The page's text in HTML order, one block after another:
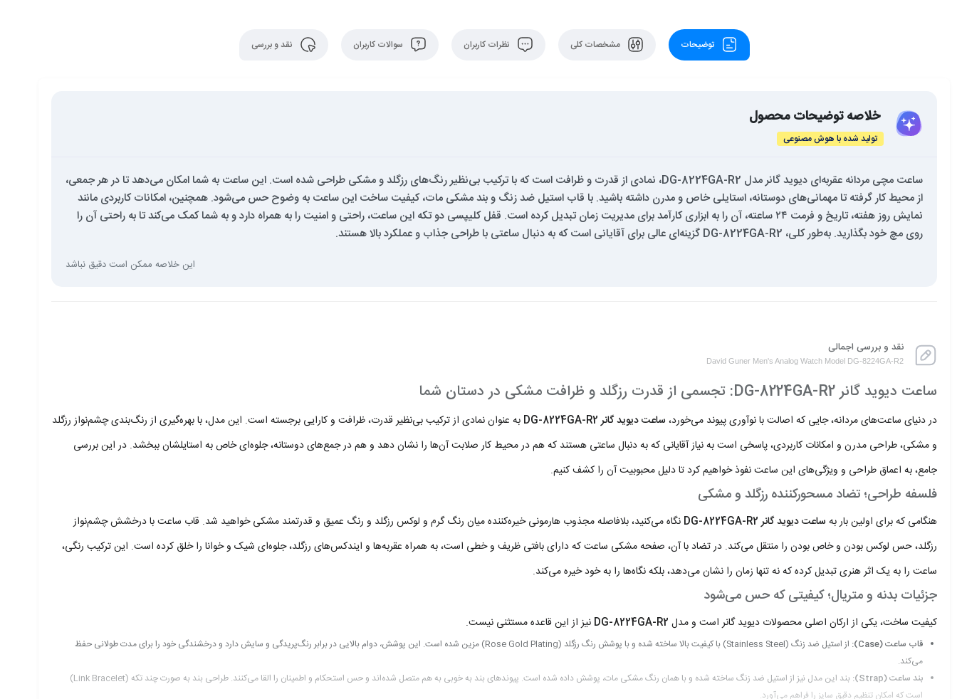
توضیحات مشخصات کلی نظرات کاربران سوالات کاربران نقد و بررسی
خلاصه توضیحات محصول
تولید شده با هوش مصنوعی
ساعت مچی مردانه عقربه‌ای دیوید گانر مدل DG-8224GA-R2، نمادی از قدرت و ظرافت است که با ترکیب بی‌نظیر رنگ‌های رزگلد و مشکی طراحی شده است. این ساعت به شما امکان می‌دهد تا در هر جمعی،
از محیط کار گرفته تا مهمانی‌های دوستانه، استایلی خاص و مدرن داشته باشید. با قاب استیل ضد زنگ و بند مشکی مات، کیفیت ساخت این ساعت به وضوح حس می‌شود. همچنین، امکانات کاربردی مانند
نمایش روز هفته، تاریخ و فرمت ۲۴ ساعته، آن را به ابزاری کارآمد برای مدیریت زمان تبدیل کرده است. قفل کلیپسی دو تکه این ساعت، راحتی و امنیت را به همراه دارد و به شما کمک می‌کند تا به راحتی آن را
روی مچ خود بگذارید. به‌طور کلی، DG-8224GA-R2 گزینه‌ای عالی برای آقایانی است که به دنبال ساعتی با طراحی جذاب و عملکرد بالا هستند.
این خلاصه ممکن است دقیق نباشد
نقد و بررسی اجمالی
David Guner Men's Analog Watch Model DG-8224GA-R2
ساعت دیوید گانر DG-8224GA-R2: تجسمی از قدرت رزگلد و ظرافت مشکی در دستان شما
در دنیای ساعت‌های مردانه، جایی که اصالت با نوآوری پیوند می‌خورد،ساعت دیوید گانر DG-8224GA-R2
به عنوان نمادی از ترکیب بی‌نظیر قدرت، ظرافت و کارایی برجسته است. این مدل، با بهره‌گیری از رنگ‌بندی چشم‌نواز رزگلد
و مشکی، طراحی مدرن و امکانات کاربردی، پاسخی است به نیاز آقایانی که به دنبال ساعتی هستند که هم در محیط کار صلابت آن‌ها را نشان دهد و هم در جمع‌های دوستانه، جلوه‌ای خاص به استایلشان ببخشد. در این بررسی
جامع، به اعماق طراحی و ویژگی‌های این ساعت نفوذ خواهیم کرد تا دلیل محبوبیت آن را کشف کنیم.
فلسفه طراحی؛ تضاد مسحورکننده رزگلد و مشکی
هنگامی که برای اولین بار بهساعت دیوید گانر DG-8224GA-R2
نگاه می‌کنید، بلافاصله مجذوب هارمونی خیره‌کننده میان رنگ گرم و لوکس رزگلد و رنگ عمیق و قدرتمند مشکی خواهید شد. قاب ساعت با درخشش چشم‌نواز
رزگلد، حس لوکس بودن و خاص بودن را منتقل می‌کند. در تضاد با آن، صفحه مشکی ساعت که دارای بافتی ظریف و خطی است، به همراه عقربه‌ها و ایندکس‌های رزگلد، جلوه‌ای شیک و خوانا را خلق کرده است. این ترکیب رنگی،
ساعت را به یک اثر هنری تبدیل کرده که نه تنها زمان را نشان می‌دهد، بلکه نگاه‌ها را به خود خیره می‌کند.
جزئیات بدنه و متریال؛ کیفیتی که حس می‌شود
کیفیت ساخت، یکی از ارکان اصلی محصولات دیوید گانر است و مدل DG-8224GA-R2 نیز از این قاعده مستثنی نیست.
قاب ساعت (Case):
از استیل ضد زنگ (Stainless Steel) با کیفیت بالا ساخته شده و با پوشش رنگ رزگلد (Rose Gold Plating) مزین شده است. این پوشش، دوام بالایی در برابر رنگ‌پریدگی و سایش دارد و درخشندگی خود را برای مدت طولانی حفظ
می‌کند.
بند ساعت (Strap):
بند این مدل نیز از استیل ضد زنگ ساخته شده و با همان رنگ مشکی مات، پوشش داده شده است. پیوندهای بند به خوبی به هم متصل شده‌اند و حس استحکام و اطمینان را القا می‌کنند. طراحی بند به صورت چند تکه (Link Bracelet)
است که امکان تنظیم دقیق سایز را فراهم می‌آورد.